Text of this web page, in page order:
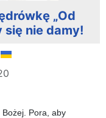
„Od
się nie damy!
Pora, aby